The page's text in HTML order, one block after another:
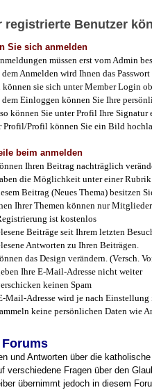
registrierte Benutzer
Sie sich anmelden
müssen erst vom Admin
dem Anmelden wird Ihnen das
können sie sich unter Member Login
dem Einloggen können Sie Ihre
können Sie unter Profil Ihre
Profil/Profil können Sie ein Bild
beim anmelden
Ihren Beitrag nachträglich
die Möglichkeit unter einer Rubrik
Beitrag (Neues Thema) besitzen
Ihrer Themen können nur
ist kostenlos
Beiträge seit Ihrem letzten
Antworten zu Ihren Beiträgen.
das Design verändern. (Versch.
Ihre E-Mail-Adresse nicht weiter
keinen Spam
Mail-Adresse wird je nach
keine persönlichen Daten wie
und Antworten über die
verschiedene Fragen über den
übernimmt jedoch in diesem